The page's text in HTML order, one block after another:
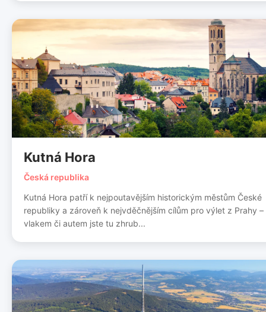
Kutná Hora
Česká republika
Kutná Hora patří k nejpoutavějším historickým městům České
republiky a zároveň k nejvděčnějším cílům pro výlet z Prahy –
vlakem či autem jste tu zhrub...